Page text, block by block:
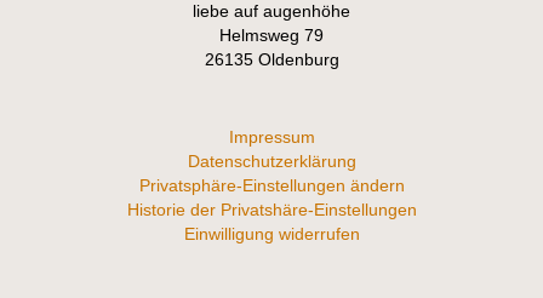
liebe auf augenhöhe
Helmsweg 79
26135 Oldenburg
Impressum
Datenschutzerklärung
Privatsphäre-Einstellungen ändern
Historie der Privatshäre-Einstellungen
Einwilligung widerrufen